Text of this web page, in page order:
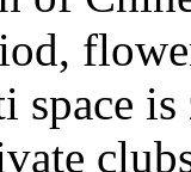
space